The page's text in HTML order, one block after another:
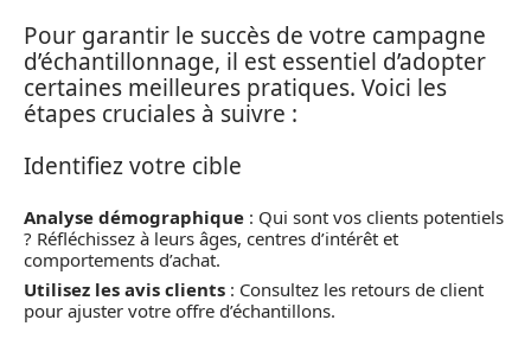
Pour garantir le succès de votre campagne
d’échantillonnage, il est essentiel d’adopter
certaines meilleures pratiques. Voici les
étapes cruciales à suivre :
Identifiez votre cible
Analyse démographique : Qui sont vos clients potentiels
? Réfléchissez à leurs âges, centres d’intérêt et
comportements d’achat.
Utilisez les avis clients : Consultez les retours de client
pour ajuster votre offre d’échantillons.